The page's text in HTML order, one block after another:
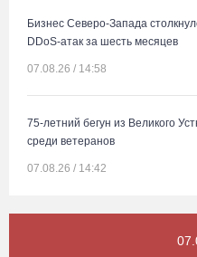
Бизнес Северо-Запада
DDoS-атак за шесть месяцев
07.08.26 / 14:58
75-летний бегун из Великого
среди ветеранов
07.08.26 / 14:42
Шекснинского водохранилища